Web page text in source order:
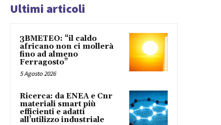
Ultimi articoli
3BMETEO: “il caldo
africano non ci mollerà
fino ad almeno
Ferragosto”
5 Agosto 2026
Ricerca: da ENEA e Cnr
materiali smart più
efficienti e adatti
all’utilizzo industriale